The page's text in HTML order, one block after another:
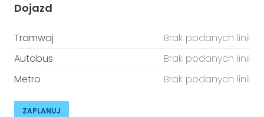
Dojazd
Tramwaj
Brak podanych linii
Autobus
Brak podanych linii
Metro
Brak podanych linii
ZAPLANUJ